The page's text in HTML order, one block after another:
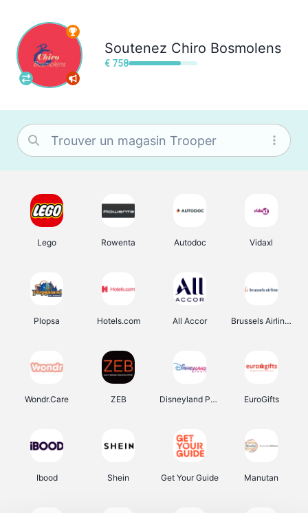
Soutenez Chiro Bosmolens
€ 758
Lego Rowenta Autodoc Vidaxl
Plopsa Hotels.com All Accor Brussels Airlines
Wondr.Care ZEB Disneyland Paris EuroGifts
Ibood Shein Get Your Guide Manutan